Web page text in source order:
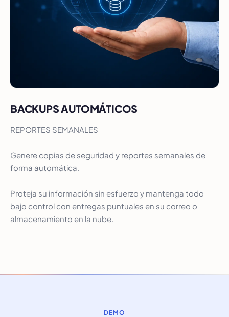
BACKUPS AUTOMÁTICOS
REPORTES SEMANALES
Genere copias de seguridad y reportes semanales de
forma automática.
Proteja su información sin esfuerzo y mantenga todo
bajo control con entregas puntuales en su correo o
almacenamiento en la nube.
DEMO